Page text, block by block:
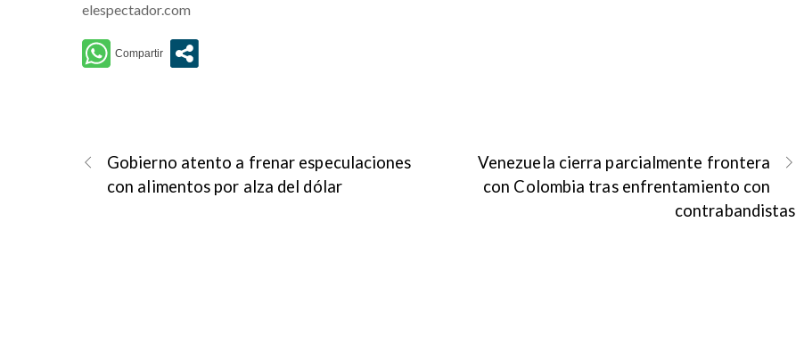
elespectador.com
Gobierno atento a frenar especulaciones
con alimentos por alza del dólar
Venezuela cierra parcialmente frontera
con Colombia tras enfrentamiento con
contrabandistas